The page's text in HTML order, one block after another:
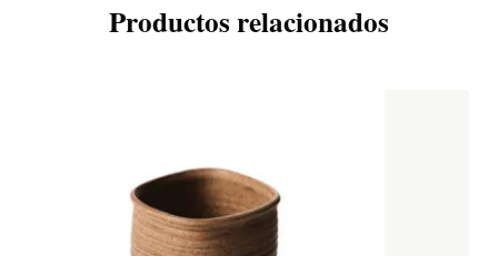
Productos relacionados